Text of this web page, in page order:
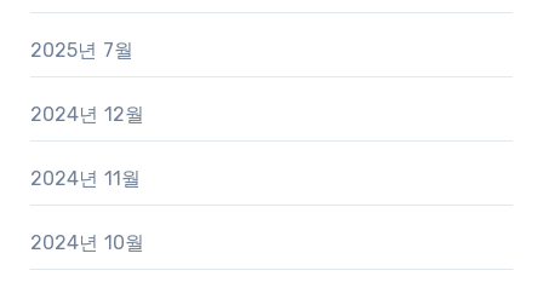
2025년 7월
2024년 12월
2024년 11월
2024년 10월